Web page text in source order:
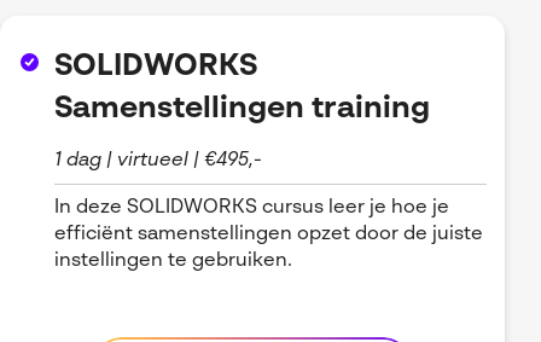
SOLIDWORKS
Samenstellingen training
1 dag | virtueel | €495,-
In deze SOLIDWORKS cursus leer je hoe je
efficiënt samenstellingen opzet door de juiste
instellingen te gebruiken.